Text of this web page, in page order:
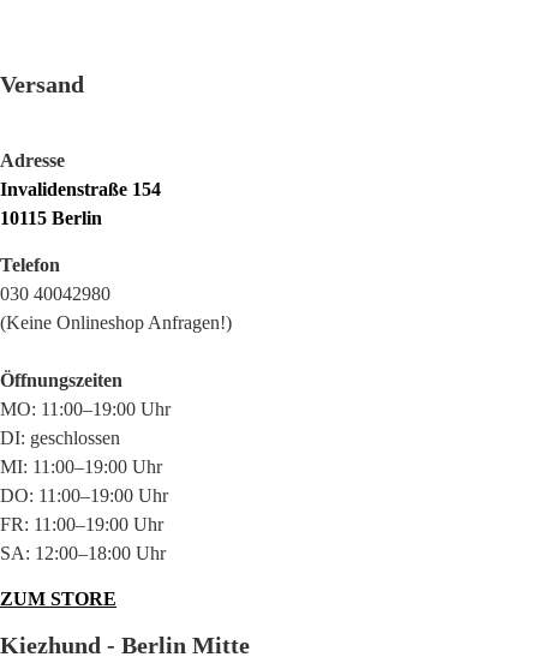
Versand
Adresse
Invalidenstraße 154
10115 Berlin
Telefon
030 40042980
(Keine Onlineshop Anfragen!)
Öffnungszeiten
MO: 11:00–19:00 Uhr
DI: geschlossen
MI: 11:00–19:00 Uhr
DO: 11:00–19:00 Uhr
FR: 11:00–19:00 Uhr
SA: 12:00–18:00 Uhr
ZUM STORE
Kiezhund - Berlin Mitte